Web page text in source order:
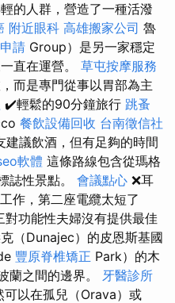
的人群，營造了一種活潑
附近眼科 高雄搬家公司 魯
請 Group）是另一家穩定
直在運營。 草屯按摩服務
而是專門從事以胃部為主
✔️輕鬆的90分鐘旅行 跳蚤
餐飲設備回收 台南徵信社
建議飲酒，但有足夠的時間
軟體 這條路線包含從瑪格
誌性景點。 會議點心 ❌耳
作，第二座電纜太短了
對功能性夫婦沒有提供最佳
（Dunajec）的皮恩斯基國
豐原脊椎矯正 Park）的木
蘭之間的邊界。 牙醫診所
可以在孤兒（Orava）或